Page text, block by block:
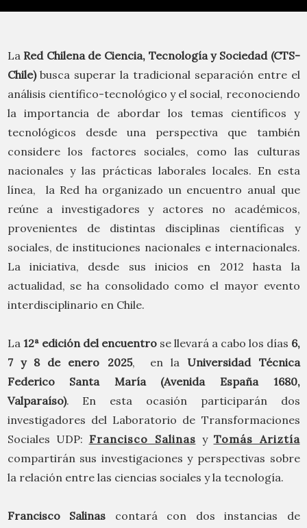
La Red Chilena de Ciencia, Tecnología y Sociedad (CTS-
Chile)busca superar la tradicional separación entre el
análisis científico-tecnológico y el social, reconociendo
la importancia de abordar los temas científicos y
tecnológicos desde una perspectiva que también
considere los factores sociales, como las culturas
nacionales y las prácticas laborales locales. En esta
línea, la Red ha organizado un encuentro anual que
reúne a investigadores y actores no académicos,
provenientes de distintas disciplinas científicas y
sociales, de instituciones nacionales e internacionales.
La iniciativa, desde sus inicios en 2012 hasta la
actualidad, se ha consolidado como el mayor evento
interdisciplinario en Chile.
La 12ª edición del encuentrose llevará a cabo los días 6,
7 y 8 de enero 2025, en la Universidad Técnica
Federico Santa María (Avenida España 1680,
Valparaíso). En esta ocasión participarán dos
investigadores del Laboratorio de Transformaciones
Sociales UDP: Francisco Salinas y Tomás Ariztía
compartirán sus investigaciones y perspectivas sobre
la relación entre las ciencias sociales y la tecnología.
Francisco Salinas contará con dos instancias de